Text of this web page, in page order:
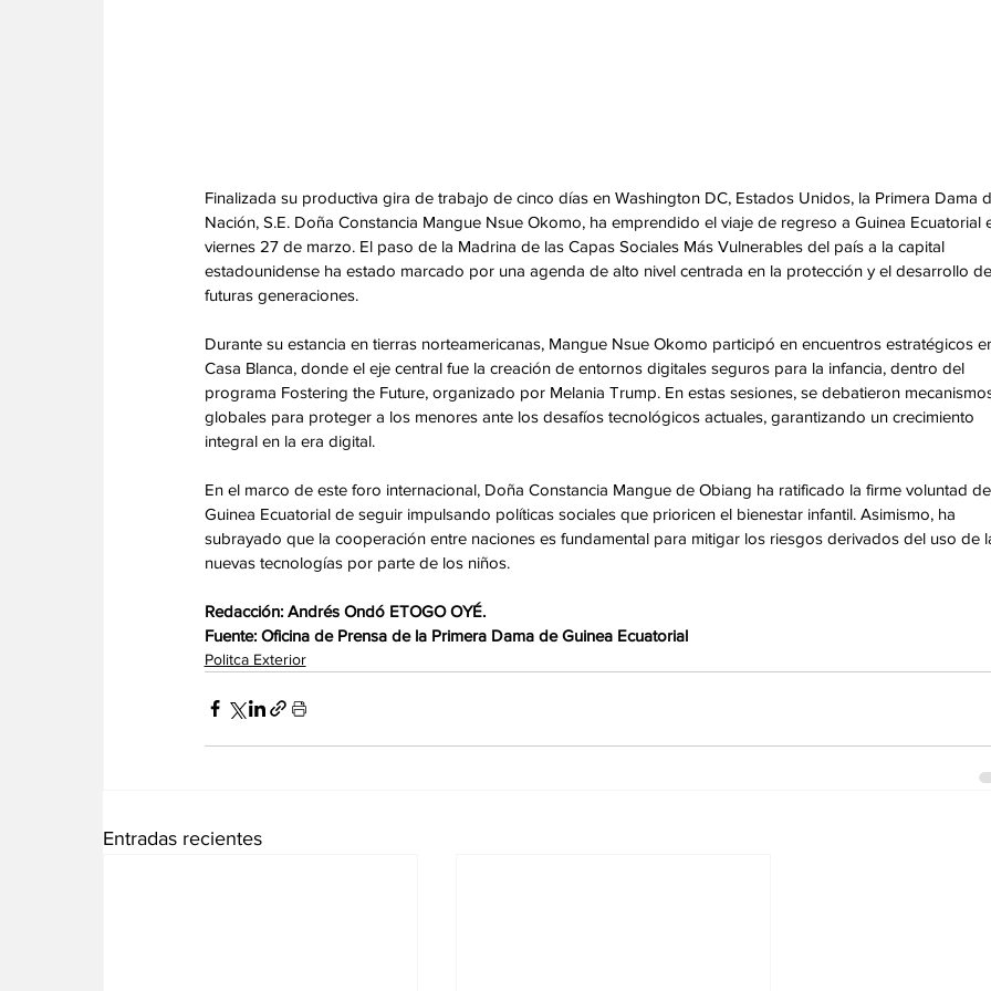
Finalizada su productiva gira de trabajo de cinco días en Washington DC, Estados Unidos, la Primera Dama
Nación, S.E. Doña Constancia Mangue Nsue Okomo, ha emprendido el viaje de regreso a Guinea Ecuatorial
viernes 27 de marzo. El paso de la Madrina de las Capas Sociales Más Vulnerables del país a la capital
estadounidense ha estado marcado por una agenda de alto nivel centrada en la protección y el desarrollo
futuras generaciones.
‎Durante su estancia en tierras norteamericanas, Mangue Nsue Okomo participó en encuentros estratégicos
Casa Blanca, donde el eje central fue la creación de entornos digitales seguros para la infancia, dentro del
programa Fostering the Future, organizado por Melania Trump. En estas sesiones, se debatieron
globales para proteger a los menores ante los desafíos tecnológicos actuales, garantizando un crecimiento
integral en la era digital.
‎En el marco de este foro internacional, Doña Constancia Mangue de Obiang ha ratificado la firme voluntad
Guinea Ecuatorial de seguir impulsando políticas sociales que prioricen el bienestar infantil. Asimismo, ha
subrayado que la cooperación entre naciones es fundamental para mitigar los riesgos derivados del uso de
nuevas tecnologías por parte de los niños.
‎Redacción: Andrés Ondó ETOGO OYÉ.
‎Fuente: Oficina de Prensa de la Primera Dama de Guinea Ecuatorial
Politca Exterior
Entradas recientes